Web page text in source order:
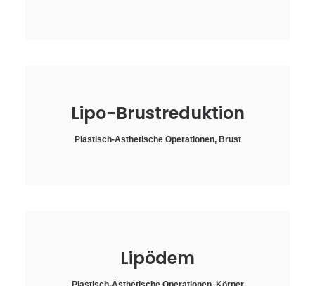
Lipo-Brustreduktion
Plastisch-Ästhetische Operationen, Brust
Lipödem